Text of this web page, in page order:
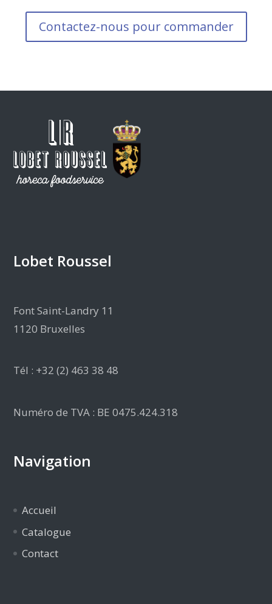
Contactez-nous pour commander
Lobet Roussel
Font Saint-Landry 11
1120 Bruxelles
Tél : +32 (2) 463 38 48
Numéro de TVA : BE 0475.424.318
Navigation
Accueil
Catalogue
Contact